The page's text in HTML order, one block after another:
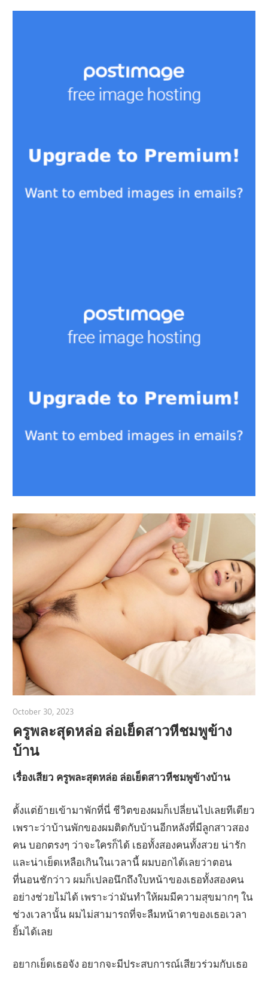
October 30, 2023
ครูพละสุดหล่อ ล่อเย็ดสาวหีชมพูข้าง
บ้าน
เรื่องเสียว ครูพละสุดหล่อ ล่อเย็ดสาวหีชมพูข้างบ้าน
ตั้งแต่ย้ายเข้ามาพักที่นี่ ชีวิตของผมก็เปลี่ยนไปเลยทีเดียว
เพราะว่าบ้านพักของผมติดกับบ้านอีกหลังที่มีลูกสาวสอง
คน บอกตรงๆ ว่าจะใครก็ได้ เธอทั้งสองคนทั้งสวย น่ารัก
และน่าเย็ดเหลือเกินในเวลานี้ ผมบอกได้เลยว่าตอน
ที่นอนชักว่าว ผมก็เปลอนึกถึงใบหน้าของเธอทั้งสองคน
อย่างช่วยไม่ได้ เพราะว่ามันทำให้ผมมีความสุขมากๆ ใน
ช่วงเวลานั้น ผมไม่สามารถที่จะลืมหน้าตาของเธอเวลา
ยิ้มได้เลย
อยากเย็ดเธอจัง อยากจะมีประสบการณ์เสียวร่วมกับเธอ